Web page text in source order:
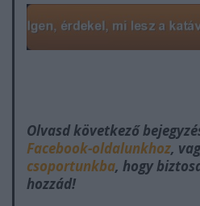
Olvasd következő
Facebook-oldalunkhoz,
csoportunkba, hogy
hozzád!